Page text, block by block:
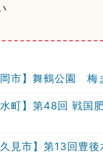
岡市】舞鶴公園 梅
水町】第48回 戦国
久見市】第13回豊